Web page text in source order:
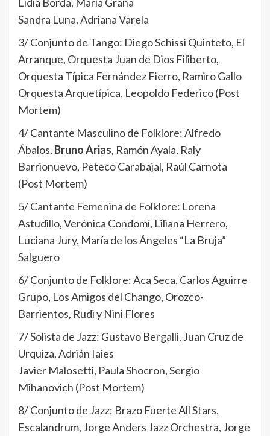
Sandra Luna, Adriana Varela
3/ Conjunto de Tango: Diego Schissi Quinteto, El
Arranque, Orquesta Juan de Dios Filiberto,
Orquesta Típica Fernández Fierro, Ramiro Gallo
Orquesta Arquetípica, Leopoldo Federico (Post
Mortem)
4/ Cantante Masculino de Folklore: Alfredo
Ábalos, Bruno Arias, Ramón Ayala, Raly
Barrionuevo, Peteco Carabajal, Raúl Carnota
(Post Mortem)
5/ Cantante Femenina de Folklore: Lorena
Astudillo, Verónica Condomí, Liliana Herrero,
Luciana Jury, María de los Ángeles “La Bruja”
Salguero
6/ Conjunto de Folklore: Aca Seca, Carlos Aguirre
Grupo, Los Amigos del Chango, Orozco-
Barrientos, Rudi y Nini Flores
7/ Solista de Jazz: Gustavo Bergalli, Juan Cruz de
Urquiza, Adrián Iaies
Javier Malosetti, Paula Shocron, Sergio
Mihanovich (Post Mortem)
8/ Conjunto de Jazz: Brazo Fuerte All Stars,
Escalandrum, Jorge Anders Jazz Orchestra, Jorge